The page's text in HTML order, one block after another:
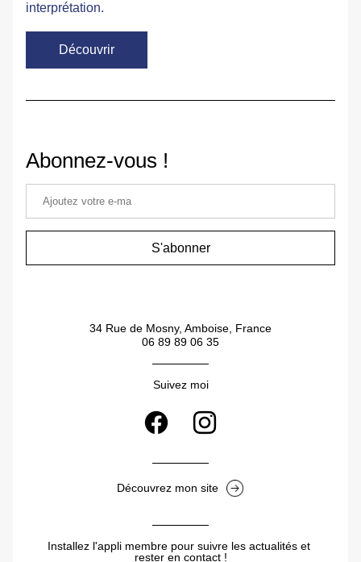
interprétation.
Découvrir
Abonnez-vous !
S'abonner
34 Rue de Mosny, Amboise, France
06 89 89 06 35
Suivez moi
Découvrez mon site
Installez l'appli membre pour suivre les actualités et
rester en contact !